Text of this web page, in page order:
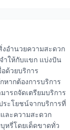
อำนวยความสะดวก
ำให้กับแขก แบ่งปัน
ด้วยบริการ
หากต้องการบริการ
ารถจัดเตรียมบริการ
ระโยชน์จากบริการที่
ละความสะดวก
หรี่โดยเด็ดขาดทั่ว